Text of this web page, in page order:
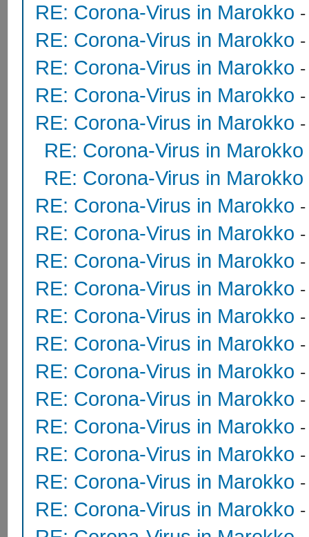
RE: Corona-Virus in Marokko
RE: Corona-Virus in Marokko
RE: Corona-Virus in Marokko
RE: Corona-Virus in Marokko
RE: Corona-Virus in Marokko
RE: Corona-Virus in Marokko
RE: Corona-Virus in Marokko
RE: Corona-Virus in Marokko
RE: Corona-Virus in Marokko
RE: Corona-Virus in Marokko
RE: Corona-Virus in Marokko
RE: Corona-Virus in Marokko
RE: Corona-Virus in Marokko
RE: Corona-Virus in Marokko
RE: Corona-Virus in Marokko
RE: Corona-Virus in Marokko
RE: Corona-Virus in Marokko
RE: Corona-Virus in Marokko
RE: Corona-Virus in Marokko